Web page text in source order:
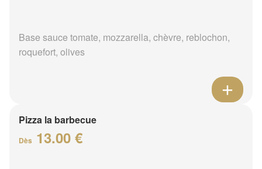
Base sauce tomate, mozzarella, chèvre, reblochon,
roquefort, olives
Pizza la barbecue
Dès 13.00 €